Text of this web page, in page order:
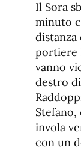
Il Sora
minuto
distanza
portiere
vanno
destro
Stefano,
invola
con un